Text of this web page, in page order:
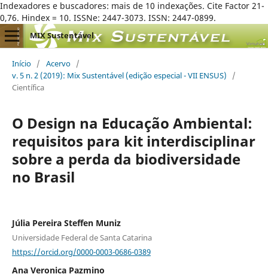
Indexadores e buscadores: mais de 10 indexações. Cite Factor 21-
0,76. Hindex = 10. ISSNe: 2447-3073. ISSN: 2447-0899.
MIX Sustentável
Início / Acervo /
v. 5 n. 2 (2019): Mix Sustentável (edição especial - VII ENSUS)
/
Científica
O Design na Educação Ambiental:
requisitos para kit interdisciplinar
sobre a perda da biodiversidade
no Brasil
Júlia Pereira Steffen Muniz
Universidade Federal de Santa Catarina
https://orcid.org/0000-0003-0686-0389
Ana Veronica Pazmino